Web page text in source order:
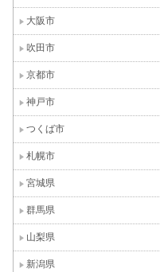
大阪市
吹田市
京都市
神戸市
つくば市
札幌市
宮城県
群馬県
山梨県
新潟県